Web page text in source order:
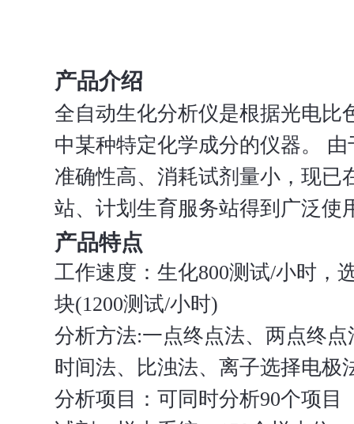
产品介绍
全自动生化分析仪是根据光电比
中某种特定化学成分的仪器。
准确性高、消耗试剂量小，现已
站、计划生育服务站得到广泛使
产品特点
工作速度：生化800测试/小时，
块(1200测试/小时)
分析方法:一点终点法、两点终
时间法、比浊法、 离子选择电极
分析项目：可同时分析90个项目